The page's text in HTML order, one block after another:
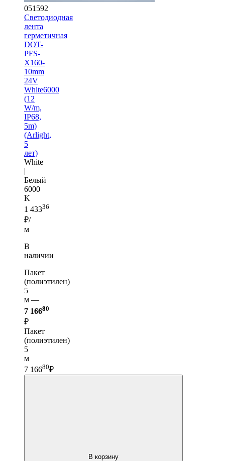
051592
Светодиодная
лента
герметичная
DOT-
PFS-
X160-
10mm
24V
White6000
(12
W/m,
IP68,
5m)
(Arlight,
5
лет)
White
|
Белый
6000
K
1 43336
₽/
м
В
наличии
Пакет
(полиэтилен)
5
м —
7 16680
₽
Пакет
(полиэтилен)
5
м
7 16680₽
В корзину